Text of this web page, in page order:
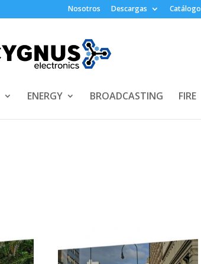
Nosotros Descargas Catálogo
ENERGY BROADCASTING FIRE